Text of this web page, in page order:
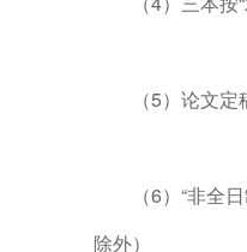
（5）论文
（6）“非全
除外）